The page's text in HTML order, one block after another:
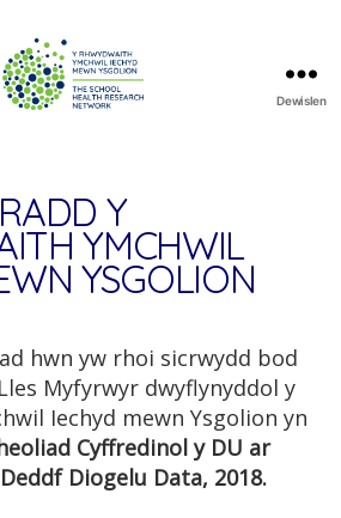
Research
Network
Dewislen
Y
YMCHWIL
YSGOLION
hwn yw rhoi sicrwydd bod
Myfyrwyr dwyflynyddol y
Iechyd mewn Ysgolion yn
Cyffredinol y DU ar
Diogelu Data, 2018.